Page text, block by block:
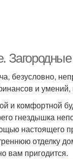
безусловно,
и
и комфортной
гнездышка
настоящего
отделку
вам пригодится.